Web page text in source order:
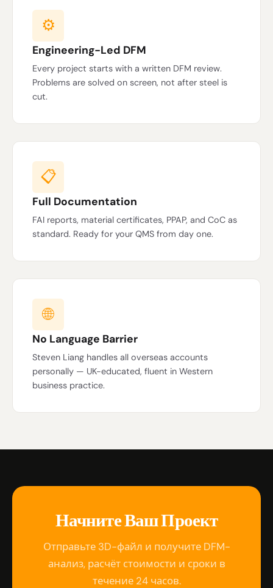
⚙️
Engineering-Led DFM
Every project starts with a written DFM review.
Problems are solved on screen, not after steel is
cut.
📋
Full Documentation
FAI reports, material certificates, PPAP, and CoC as
standard. Ready for your QMS from day one.
🌐
No Language Barrier
Steven Liang handles all overseas accounts
personally — UK-educated, fluent in Western
business practice.
Начните Ваш Проект
Отправьте 3D-файл и получите DFM-
анализ, расчёт стоимости и сроки в
течение 24 часов.